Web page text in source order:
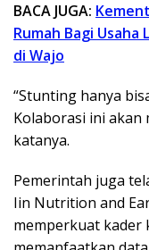
BACA JUGA:
Rumah Bagi
di Wajo
“Stunting hanya
Kolaborasi ini akan
katanya.
Pemerintah juga
Iin Nutrition and
memperkuat kader